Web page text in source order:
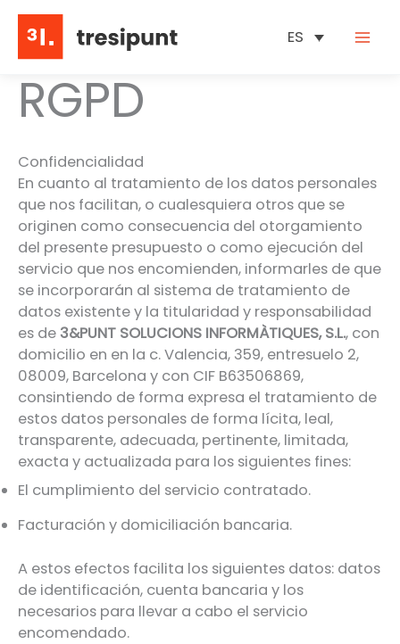
contenido
ES
RGPD
Confidencialidad
En cuanto al tratamiento de los datos personales
que nos facilitan, o cualesquiera otros que se
originen como consecuencia del otorgamiento
del presente presupuesto o como ejecución del
servicio que nos encomienden, informarles de que
se incorporarán al sistema de tratamiento de
datos existente y la titularidad y responsabilidad
es de3&PUNT SOLUCIONS INFORMÀTIQUES, S.L., con
domicilio en en la c. Valencia, 359, entresuelo 2,
08009, Barcelona y con CIF B63506869,
consintiendo de forma expresa el tratamiento de
estos datos personales de forma lícita, leal,
transparente, adecuada, pertinente, limitada,
exacta y actualizada para los siguientes fines:
El cumplimiento del servicio contratado.
Facturación y domiciliación bancaria.
A estos efectos facilita los siguientes datos: datos
de identificación, cuenta bancaria y los
necesarios para llevar a cabo el servicio
encomendado.